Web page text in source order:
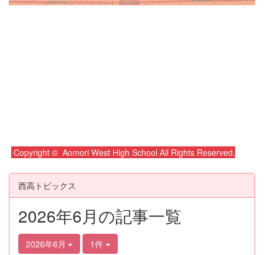
Copyright © Aomori West High School All Rights Reserved.
西高トピックス
2026年6月の記事一覧
2026年6月 1件